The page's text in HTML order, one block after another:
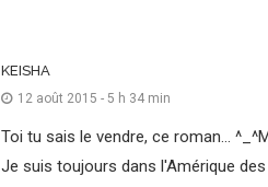
KEISHA
12 août 2015 - 5 h 34 min
Toi tu sais le vendre, ce roman…
Je suis toujours dans l'Amérique